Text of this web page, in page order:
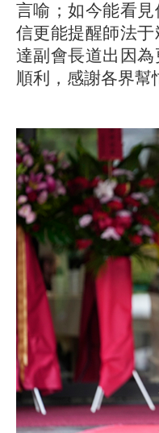
言喻；如今能看
信更能提醒師法
達副會長道出因
順利，感謝各界幫